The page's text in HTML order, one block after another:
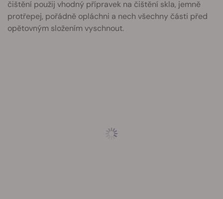
čištění použij vhodný přípravek na čištění skla, jemně
protřepej, pořádně opláchni a nech všechny části před
opětovným složením vyschnout.